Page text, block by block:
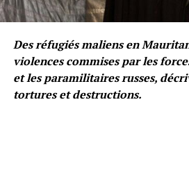
Des réfugiés maliens en
violences commises par les
et les paramilitaires russes,
tortures et destructions.